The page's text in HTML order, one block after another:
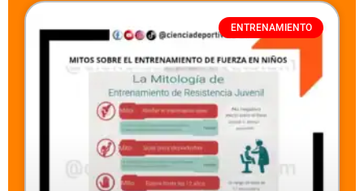
ENTRENAMIENTO